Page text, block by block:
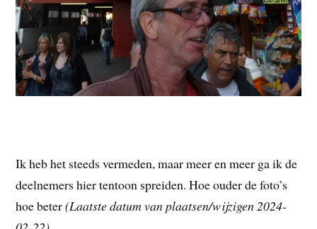
Ik heb het steeds vermeden, maar meer en meer ga ik de
deelnemers hier tentoon spreiden. Hoe ouder de foto’s
hoe beter(Laatste datum van plaatsen/wijzigen 2024-